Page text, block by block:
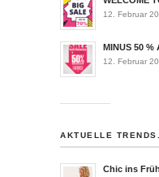
12. Februar
MINUS 50 %
12. Februar
AKTUELLE TRENDS.
Chic ins